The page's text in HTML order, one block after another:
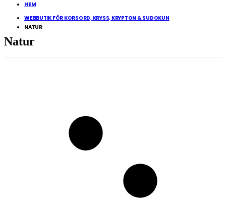
HEM
WEBBUTIK FÖR KORSORD, KRYSS, KRYPTON & SUDOKUN
NATUR
Natur